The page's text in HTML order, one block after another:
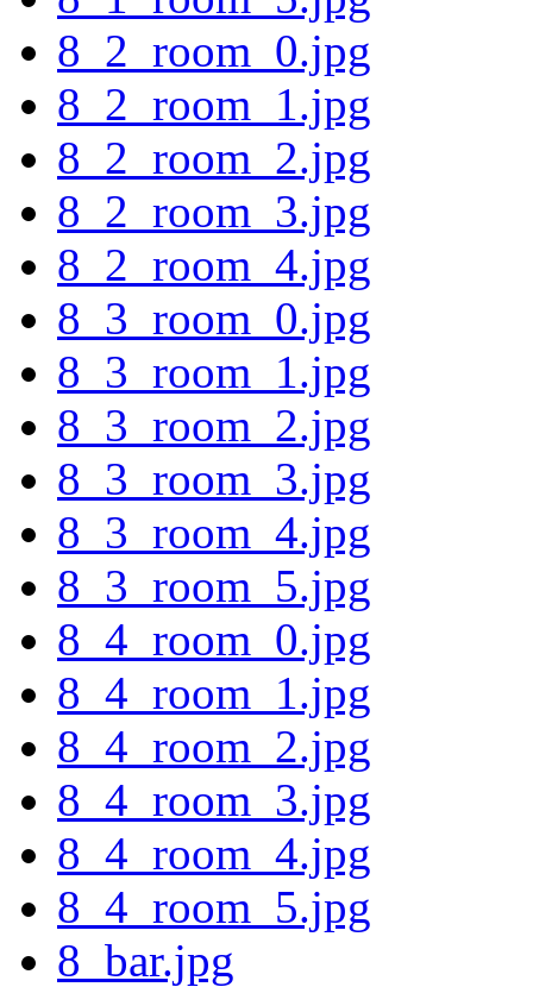
8_2_room_0.jpg
8_2_room_1.jpg
8_2_room_2.jpg
8_2_room_3.jpg
8_2_room_4.jpg
8_3_room_0.jpg
8_3_room_1.jpg
8_3_room_2.jpg
8_3_room_3.jpg
8_3_room_4.jpg
8_3_room_5.jpg
8_4_room_0.jpg
8_4_room_1.jpg
8_4_room_2.jpg
8_4_room_3.jpg
8_4_room_4.jpg
8_4_room_5.jpg
8_bar.jpg